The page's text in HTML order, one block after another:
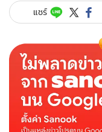
วน!
เลข
ปฏิทิน
จีน
หวย
งวด
16/4/68
รวม
แชร์